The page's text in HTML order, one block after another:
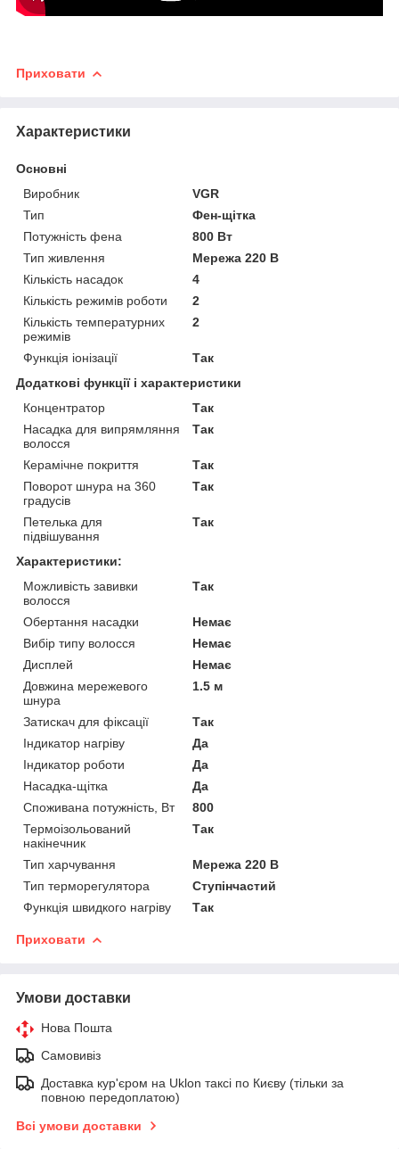
Приховати
Характеристики
Основні
Виробник
VGR
Тип
Фен-щітка
Потужність фена
800 Вт
Тип живлення
Мережа 220 В
Кількість насадок
4
Кількість режимів роботи
2
Кількість температурних
режимів
2
Функція іонізації
Так
Додаткові функції і характеристики
Концентратор
Так
Насадка для випрямляння
волосся
Так
Керамічне покриття
Так
Поворот шнура на 360
градусів
Так
Петелька для
підвішування
Так
Характеристики:
Можливість завивки
волосся
Так
Обертання насадки
Немає
Вибір типу волосся
Немає
Дисплей
Немає
Довжина мережевого
шнура
1.5 м
Затискач для фіксації
Так
Індикатор нагріву
Да
Індикатор роботи
Да
Насадка-щітка
Да
Споживана потужність, Вт
800
Термоізольований
накінечник
Так
Тип харчування
Мережа 220 В
Тип терморегулятора
Ступінчастий
Функція швидкого нагріву
Так
Приховати
Умови доставки
Нова Пошта
Самовивіз
Доставка кур'єром на Uklon таксі по Києву (тільки за
повною передоплатою)
Всі умови доставки